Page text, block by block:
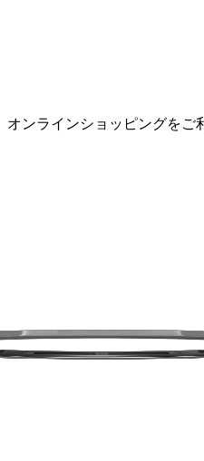
ンラインショッピングをご